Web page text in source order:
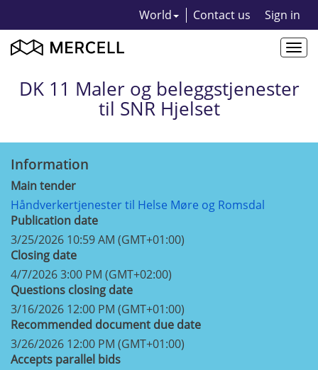
World Contact us Sign in
DK 11 Maler og beleggstjenester
til SNR Hjelset
Information
Main tender
Håndverkertjenester til Helse Møre og Romsdal
Publication date
3/25/2026 10:59 AM (GMT+01:00)
Closing date
4/7/2026 3:00 PM (GMT+02:00)
Questions closing date
3/16/2026 12:00 PM (GMT+01:00)
Recommended document due date
3/26/2026 12:00 PM (GMT+01:00)
Accepts parallel bids